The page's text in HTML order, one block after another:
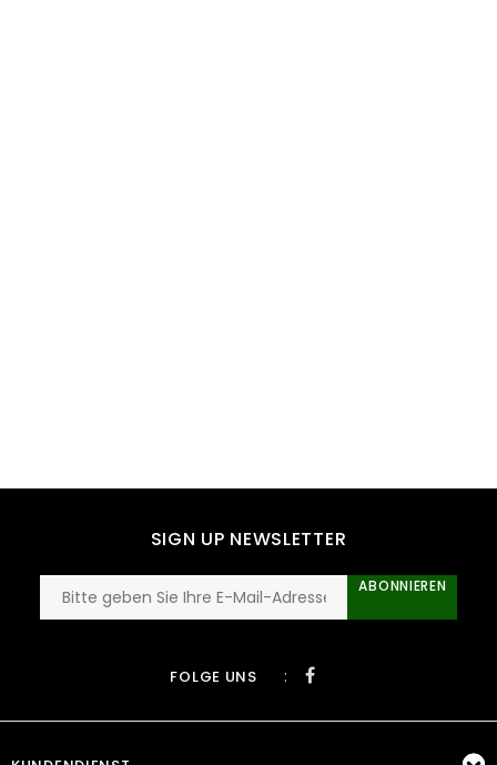
SIGN UP NEWSLETTER
ABONNIEREN
FOLGE UNS :